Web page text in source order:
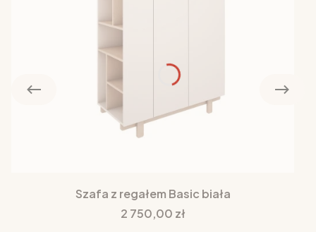
Szafa z regałem Basic biała
Cena
2 750,00 zł